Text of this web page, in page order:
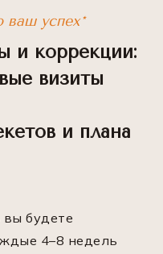
успех*
и коррекции:
визиты
и плана
вы будете
4–8 недель